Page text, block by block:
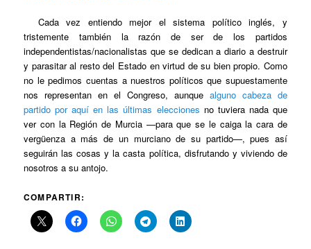
Cada vez entiendo mejor el sistema político inglés, y
tristemente también la razón de ser de los partidos
independentistas/nacionalistas que se dedican a diario a destruir
y parasitar al resto del Estado en virtud de su bien propio. Como
no le pedimos cuentas a nuestros políticos que supuestamente
nos representan en el Congreso, aunque alguno cabeza de
partido por aquí en las últimas elecciones no tuviera nada que
ver con la Región de Murcia —para que se le caiga la cara de
vergüenza a más de un murciano de su partido—, pues así
seguirán las cosas y la casta política, disfrutando y viviendo de
nosotros a su antojo.
COMPARTIR: